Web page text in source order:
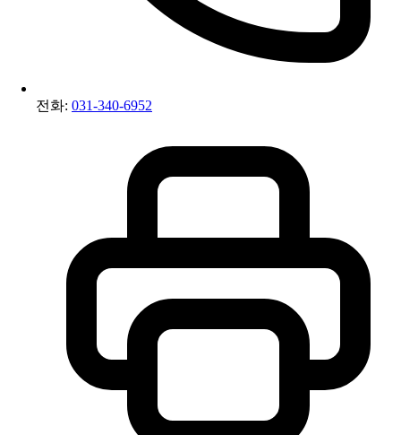
전화: 031-340-6952